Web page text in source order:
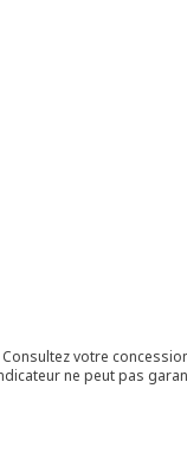
votre
ne peut pas